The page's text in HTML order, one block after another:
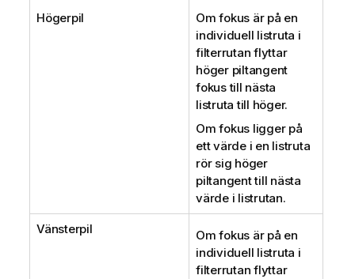
Högerpil
Om fokus är på en
individuell listruta i
filterrutan flyttar
höger piltangent
fokus till nästa
listruta till höger.
Om fokus ligger på
ett värde i en listruta
rör sig höger
piltangent till nästa
värde i listrutan.
Vänsterpil
Om fokus är på en
individuell listruta i
filterrutan flyttar